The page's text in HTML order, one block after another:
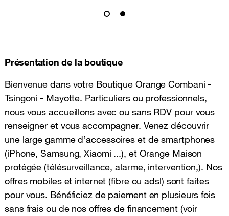
Présentation de la boutique
Bienvenue dans votre Boutique Orange Combani -
Tsingoni - Mayotte. Particuliers ou professionnels,
nous vous accueillons avec ou sans RDV pour vous
renseigner et vous accompagner. Venez découvrir
une large gamme d’accessoires et de smartphones
(iPhone, Samsung, Xiaomi ...), et Orange Maison
protégée (télésurveillance, alarme, intervention,). Nos
offres mobiles et internet (fibre ou adsl) sont faites
pour vous. Bénéficiez de paiement en plusieurs fois
sans frais ou de nos offres de financement (voir